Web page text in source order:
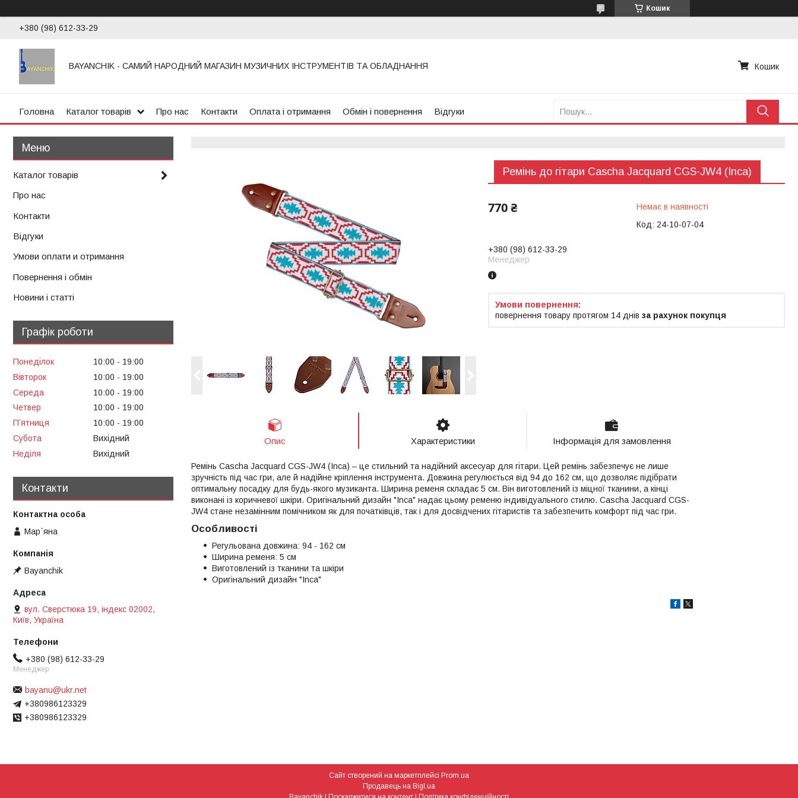
Кошик
+380 (98) 612-33-29
BAYANCHIK - САМИЙ НАРОДНИЙ МАГАЗИН МУЗИЧНИХ ІНСТРУМЕНТІВ ТА ОБЛАДНАННЯ Кошик
Головна Каталог товарів Про нас Контакти Оплата і отримання Обмін і повернення Відгуки
Ремінь дo гітари Cascha Jacquard CGS-JW4 (Inca)
770 ₴
Немає в наявності
Код: 24-10-07-04
+380 (98) 612-33-29
Менеджер
повернення товару протягом 14 днів за рахунок покупця
Опис Характеристики Інформація для замовлення
Ремінь Cascha Jacquard CGS-JW4 (Inca) – це стильний та надійний аксесуар для гітари. Цей ремінь забезпечує не лише
зручність під час гри, але й надійне кріплення інструмента. Довжина регулюється від 94 до 162 см, що дозволяє підібрати
оптимальну посадку для будь-якого музиканта. Ширина ременя складає 5 см. Він виготовлений із міцної тканини, а кінці
виконані із коричневої шкіри. Оригінальний дизайн "Inca" надає цьому ременю індивідуального стилю. Cascha Jacquard CGS-
JW4 стане незамінним помічником як для початківців, так і для досвідчених гітаристів та забезпечить комфорт під час гри.
Особливості
Регульована довжина: 94 - 162 см
Ширина ременя: 5 см
Виготовлений із тканини та шкіри
Оригінальний дизайн "Inca"
Каталог товарів
Про нас
Контакти
Відгуки
Умови оплати и отримання
Повернення і обмін
Новини і статті
Графік роботи
Понеділок 10:00
19:00
Вівторок
10:00
19:00
Середа
10:00
19:00
Четвер
10:00
19:00
Пʼятниця
10:00
19:00
Субота
Вихідний
Неділя
Вихідний
Контакти
Мар`яна
Bayanchik
вул. Сверстюка 19, індекс 02002,
Київ, Україна
+380 (98) 612-33-29
Менеджер
bayanu@ukr.net
+380986123329
+380986123329
Сайт створений на маркетплейсі Prom.ua
Продавець на Bigl.ua